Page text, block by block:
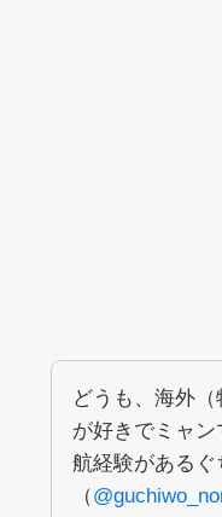
どうも、海外（
が好きでミャ
航経験があるぐ
（